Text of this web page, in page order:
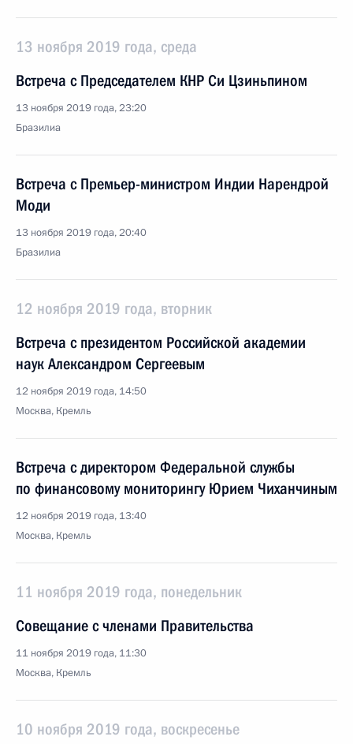
13 ноября 2019 года, среда
Встреча с Председателем КНР Си Цзиньпином
13 ноября 2019 года, 23:20
Бразилиа
Встреча с Премьер-министром Индии Нарендрой
Моди
13 ноября 2019 года, 20:40
Бразилиа
12 ноября 2019 года, вторник
Встреча с президентом Российской академии
наук Александром Сергеевым
12 ноября 2019 года, 14:50
Москва, Кремль
Встреча с директором Федеральной службы
по финансовому мониторингу Юрием Чиханчиным
12 ноября 2019 года, 13:40
Москва, Кремль
11 ноября 2019 года, понедельник
Совещание с членами Правительства
11 ноября 2019 года, 11:30
Москва, Кремль
10 ноября 2019 года, воскресенье